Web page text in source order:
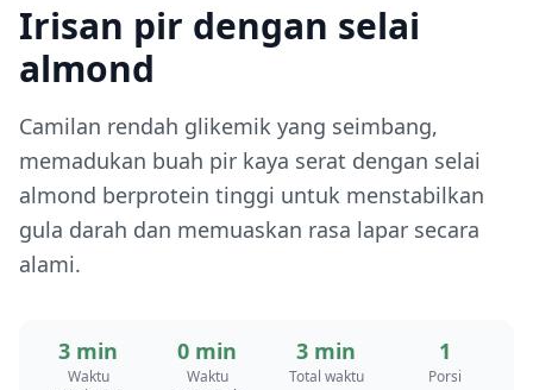
Irisan pir dengan selai
almond
Camilan rendah glikemik yang seimbang,
memadukan buah pir kaya serat dengan selai
almond berprotein tinggi untuk menstabilkan
gula darah dan memuaskan rasa lapar secara
alami.
3 min
Waktu
0 min
Waktu
3 min
Total waktu
1
Porsi